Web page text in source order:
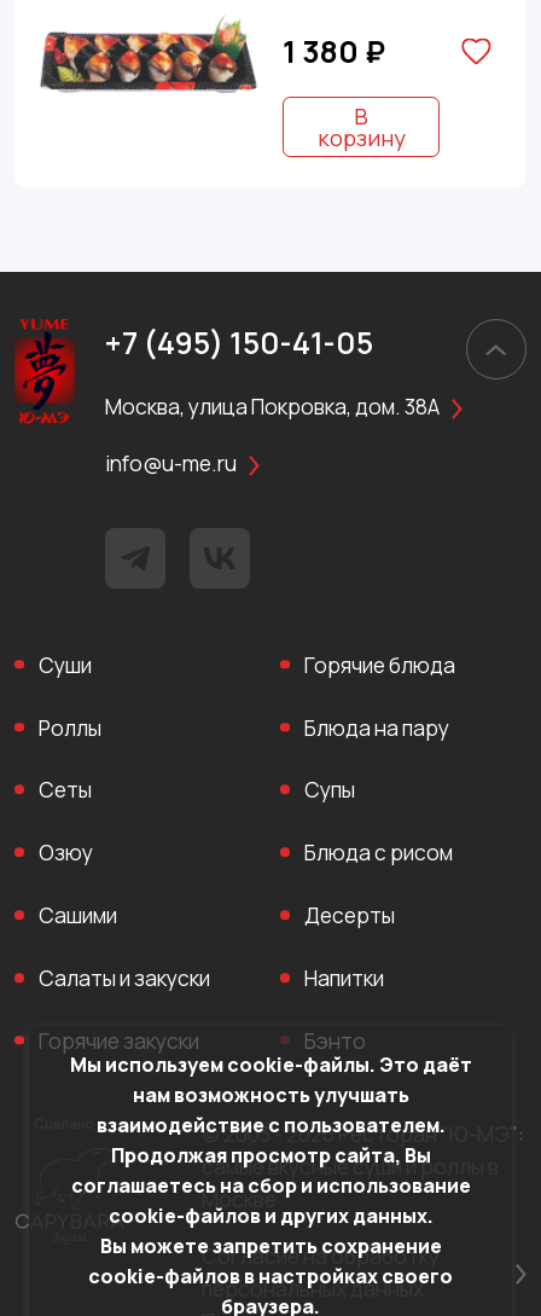
1 380 ₽
В
корзину
+7 (495) 150-41-05
Москва, улица Покровка, дом. 38А
info@u-me.ru
Суши
Роллы
Сеты
Озюу
Сашими
Салаты и закуски
Горячие закуски
Горячие блюда
Блюда на пару
Супы
Блюда с рисом
Десерты
Напитки
Бэнто
© 2003 - 2026 Ресторан "Ю-МЭ":
самые вкусные суши и роллы в
Москве
Согласие на обработку
персональных данных
Мы используем cookie-файлы. Это даёт
нам возможность улучшать
взаимодействие с пользователем.
Продолжая просмотр сайта, Вы
соглашаетесь на сбор и использование
cookie-файлов и других данных.
Вы можете запретить сохранение
cookie-файлов в настройках своего
браузера.